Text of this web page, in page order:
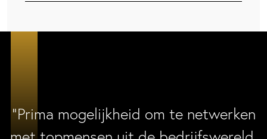
“Prima mogelijkheid om te netwerken